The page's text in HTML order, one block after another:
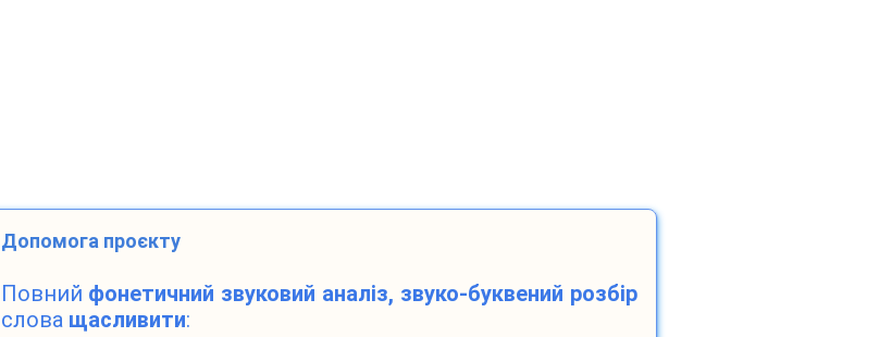
Допомога проєкту
Повний фонетичний звуковий аналіз, звуко-буквений розбір
слова щасливити: